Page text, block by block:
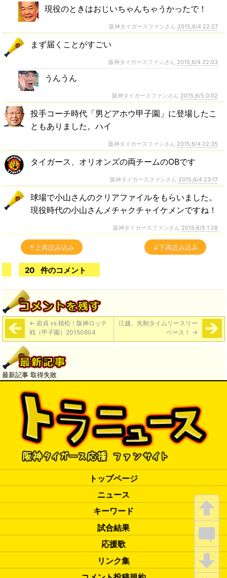
現役のときはおじいちゃんちゃうかったで！
阪神タイガースファンさん 2015,6/4 22:27
まず届くことがすごい
阪神タイガースファンさん 2015,6/4 22:03
うんうん
阪神タイガースファンさん 2015,6/5 0:02
投手コーチ時代「男どアホウ甲子園」に登場したこ
ともありました。ハイ
阪神タイガースファンさん 2015,6/4 22:35
タイガース、オリオンズの両チームのOBです
阪神タイガースファンさん 2015,6/4 23:17
球場で小山さんのクリアファイルをもらいました。
現役時代の小山さんメチャクチャイケメンですね！
阪神タイガースファンさん 2015,6/5 1:28
↑上再読み込み ↓下再読み込み
20 件のコメント
← 岩貞 vs 植松！阪神ロッテ
戦（甲子園）20150604
江越、先制タイムリースリー
ベース！ →
最新記事 取得失敗
トップページ
ニュース
キーワード
試合結果
応援歌
リンク集